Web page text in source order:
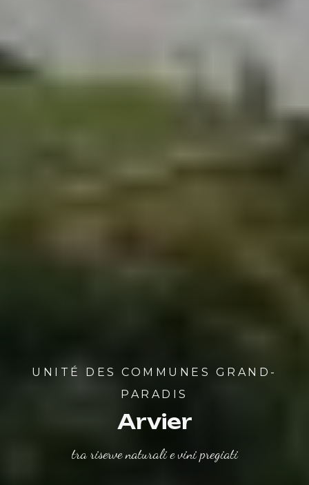
UNITÉ DES COMMUNES GRAND-
PARADIS
Arvier
tra riserve naturali e vini pregiati